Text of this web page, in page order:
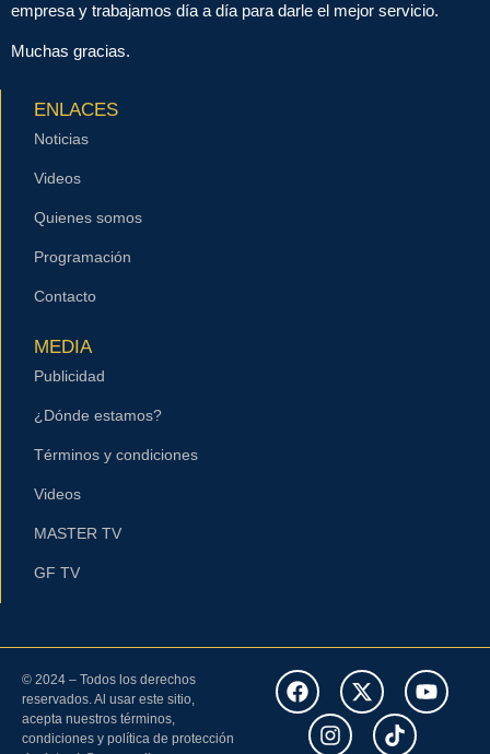
empresa y trabajamos día a día para darle el mejor servicio.
Muchas gracias.
ENLACES
Noticias
Videos
Quienes somos
Programación
Contacto
MEDIA
Publicidad
¿Dónde estamos?
Términos y condiciones
Videos
MASTER TV
GF TV
© 2024 – Todos los derechos
reservados. Al usar este sitio,
acepta nuestros términos,
condiciones y política de protección